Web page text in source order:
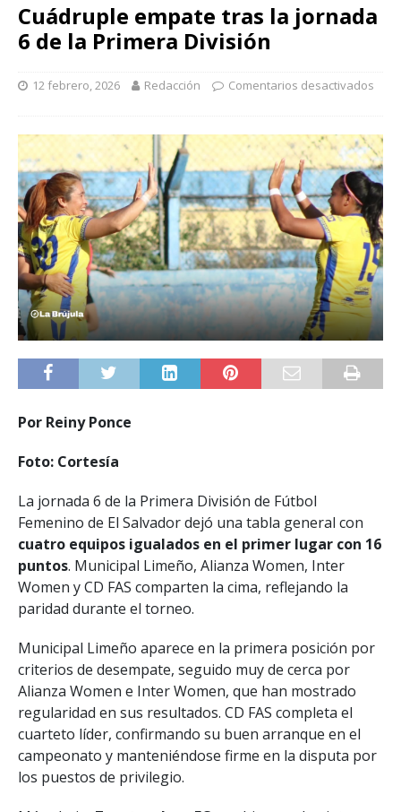
Cuádruple empate tras la jornada
6 de la Primera División
12 febrero, 2026 Redacción Comentarios desactivados
Por Reiny Ponce
Foto: Cortesía
La jornada 6 de la Primera División de Fútbol
Femenino de El Salvador dejó una tabla general con
cuatro equipos igualados en el primer lugar con 16
puntos. Municipal Limeño, Alianza Women, Inter
Women y CD FAS comparten la cima, reflejando la
paridad durante el torneo.
Municipal Limeño aparece en la primera posición por
criterios de desempate, seguido muy de cerca por
Alianza Women e Inter Women, que han mostrado
regularidad en sus resultados. CD FAS completa el
cuarteto líder, confirmando su buen arranque en el
campeonato y manteniéndose firme en la disputa por
los puestos de privilegio.